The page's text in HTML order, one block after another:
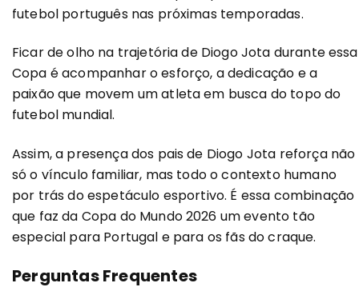
futebol português nas próximas temporadas.
Ficar de olho na trajetória de Diogo Jota durante essa
Copa é acompanhar o esforço, a dedicação e a
paixão que movem um atleta em busca do topo do
futebol mundial.
Assim, a presença dos pais de Diogo Jota reforça não
só o vínculo familiar, mas todo o contexto humano
por trás do espetáculo esportivo. É essa combinação
que faz da Copa do Mundo 2026 um evento tão
especial para Portugal e para os fãs do craque.
Perguntas Frequentes